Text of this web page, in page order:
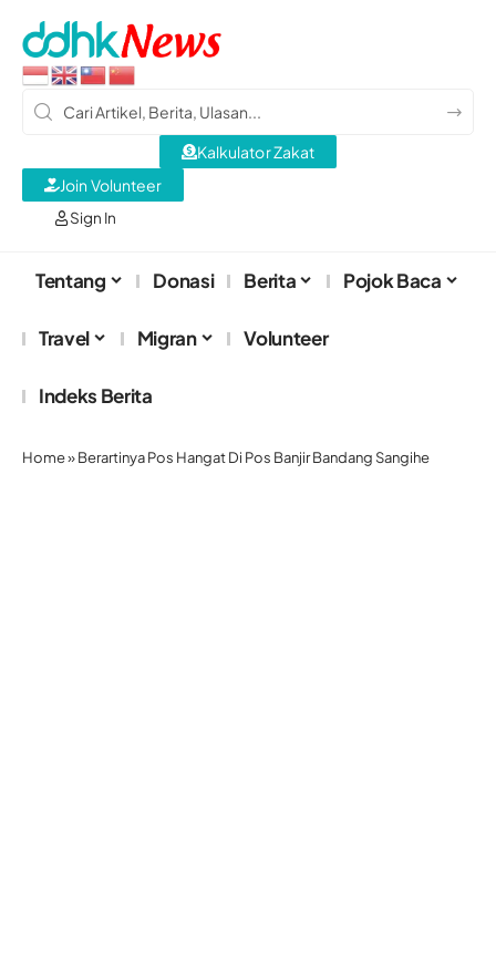
Sign In
Kalkulator Zakat
Join Volunteer
Tentang Donasi Berita Pojok Baca
Travel Migran Volunteer
Indeks Berita
Home»Berartinya Pos Hangat Di Pos Banjir Bandang Sangihe